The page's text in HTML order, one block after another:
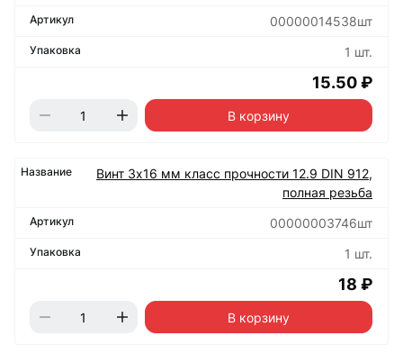
00000014538шт
1 шт.
15.50 ₽
В корзину
Винт 3х16 мм класс прочности 12.9 DIN 912,
полная резьба
00000003746шт
1 шт.
18 ₽
В корзину